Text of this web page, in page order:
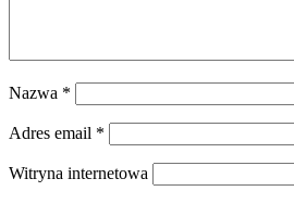
Nazwa *
Adres email *
Witryna internetowa